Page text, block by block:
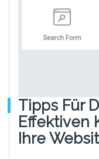
Tipps Für
Effektiven
Ihre